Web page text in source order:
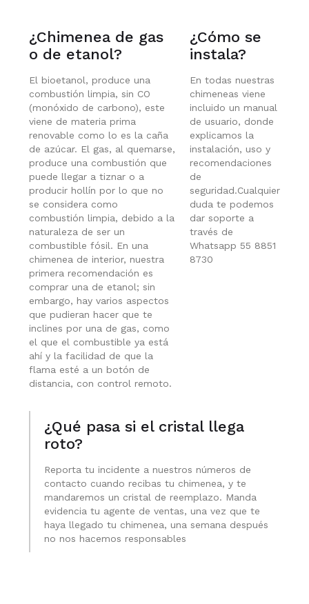
¿Chimenea de gas
o de etanol?
El bioetanol, produce una
combustión limpia, sin CO
(monóxido de carbono), este
viene de materia prima
renovable como lo es la caña
de azúcar. El gas, al quemarse,
produce una combustión que
puede llegar a tiznar o a
producir hollín por lo que no
se considera como
combustión limpia, debido a la
naturaleza de ser un
combustible fósil. En una
chimenea de interior, nuestra
primera recomendación es
comprar una de etanol; sin
embargo, hay varios aspectos
que pudieran hacer que te
inclines por una de gas, como
el que el combustible ya está
ahí y la facilidad de que la
flama esté a un botón de
distancia, con control remoto.
¿Cómo se
instala?
En todas nuestras
chimeneas viene
incluido un manual
de usuario, donde
explicamos la
instalación, uso y
recomendaciones
de
seguridad.Cualquier
duda te podemos
dar soporte a
través de
Whatsapp 55 8851
8730
¿Qué pasa si el cristal llega
roto?
Reporta tu incidente a nuestros números de
contacto cuando recibas tu chimenea, y te
mandaremos un cristal de reemplazo. Manda
evidencia tu agente de ventas, una vez que te
haya llegado tu chimenea, una semana después
no nos hacemos responsables